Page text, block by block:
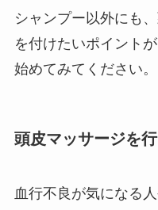
シャンプー以外にも
を付けたいポイント
始めてみてください。
頭皮マッサージを行
血行不良が気になる